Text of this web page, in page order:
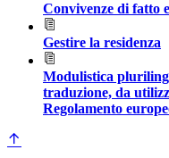
Convivenze di fatto
Gestire la residenza
Modulistica
traduzione, da
Regolamento